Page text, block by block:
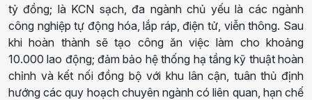
tỷ đồng; là KCN sạch, đa ngành chủ yếu là các ngành
công nghiệp tự động hóa, lắp ráp, điện tử, viễn thông. Sau
khi hoàn thành sẽ tạo công ăn việc làm cho khoảng
10.000 lao động; đảmbảo hệ thống hạ tầng kỹ thuật hoàn
chỉnh và kết nối đồng bộ với khu lân cận, tuân thủ định
hướng các quy hoạch chuyên ngành có liên quan, hạn chế